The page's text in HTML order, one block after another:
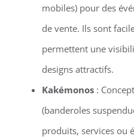
mobiles) pour des
de vente. Ils sont
permettent une
designs attractifs.
Kakémonos:
(banderoles
produits, services ou